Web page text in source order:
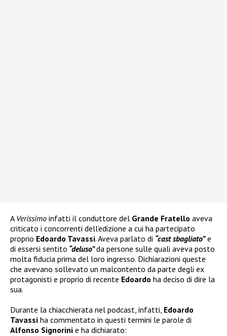
A Verissimo infatti il conduttore del Grande Fratello aveva
criticato i concorrenti dell’edizione a cui ha partecipato
proprio Edoardo Tavassi. Aveva parlato di “cast sbagliato”e
di essersi sentito “deluso”da persone sulle quali aveva posto
molta fiducia prima del loro ingresso. Dichiarazioni queste
che avevano sollevato un malcontento da parte degli ex
protagonisti e proprio di recente Edoardo ha deciso di dire la
sua.
Durante la chiacchierata nel podcast, infatti, Edoardo
Tavassi ha commentato in questi termini le parole di
Alfonso Signorini e ha dichiarato: